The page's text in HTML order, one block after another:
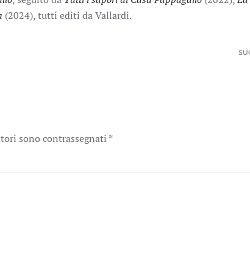
(2024), tutti editi da Vallardi.
sono contrassegnati *